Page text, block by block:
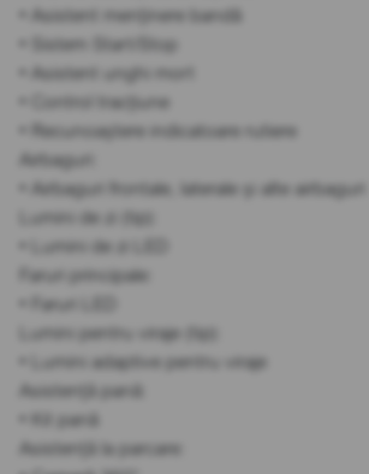
• Asistent menținere bandă
• Sistem Start/Stop
• Asistent unghi mort
• Control tracțiune
• Recunoaștere indicatoare rutiere
Airbaguri:
• Airbaguri frontale, laterale și alte airbaguri
Lumini de zi (tip):
• Lumini de zi LED
Faruri principale:
• Faruri LED
Lumini pentru viraje (tip):
• Lumini adaptive pentru viraje
Asistență pană:
• Kit pană
Asistență la parcare: